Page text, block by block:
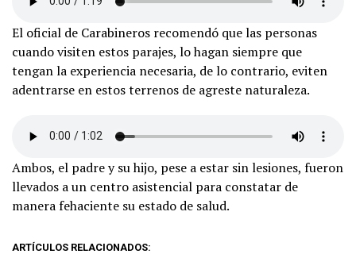
El oficial de Carabineros recomendó que las personas
cuando visiten estos parajes, lo hagan siempre que
tengan la experiencia necesaria, de lo contrario, eviten
adentrarse en estos terrenos de agreste naturaleza.
Ambos, el padre y su hijo, pese a estar sin lesiones, fueron
llevados a un centro asistencial para constatar de
manera fehaciente su estado de salud.
ARTÍCULOS RELACIONADOS: